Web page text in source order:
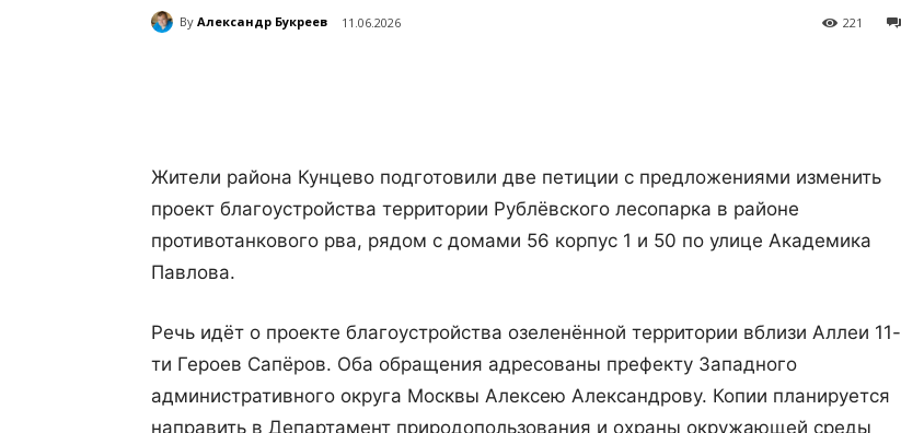
By Александр Букреев 11.06.2026 221
Жители района Кунцево подготовили две петиции с предложениями изменить
проект благоустройства территории Рублёвского лесопарка в районе
противотанкового рва, рядом с домами 56 корпус 1 и 50 по улице Академика
Павлова.
Речь идёт о проекте благоустройства озеленённой территории вблизи Аллеи 11-
ти Героев Сапёров. Оба обращения адресованы префекту Западного
административного округа Москвы Алексею Александрову. Копии планируется
направить в Департамент природопользования и охраны окружающей среды